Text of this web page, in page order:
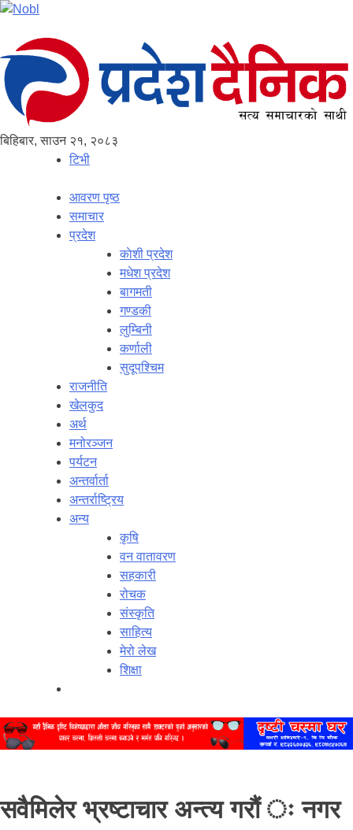
बिहिबार, साउन २१, २०८३
टिभी
आवरण पृष्‍ठ
समाचार
प्रदेश
काेशी प्रदेश
मधेश प्रदेश
बागमती
गण्डकी
लुम्बिनी
कर्णाली
सुदूपश्‍चिम
राजनीति
खेलकुद
अर्थ
मनोरञ्‍जन
पर्यटन
अन्तर्वार्ता
अन्तर्राष्‍ट्रिय
अन्य
कृषि
वन वातावरण
सहकारी
रोचक
संस्कृति
साहित्य
मेरो लेख
शिक्षा
सवैमिलेर भ्रष्टाचार अन्त्य गरौं ः नगर